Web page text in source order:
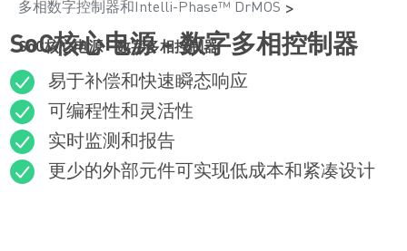
多相数字控制器和Intelli-Phase™ DrMOS
SoC核心电源 - 数字多相控制器
SoC核心电源 - 数字多相控制器
易于补偿和快速瞬态响应
可编程性和灵活性
实时监测和报告
更少的外部元件可实现低成本和紧凑设计